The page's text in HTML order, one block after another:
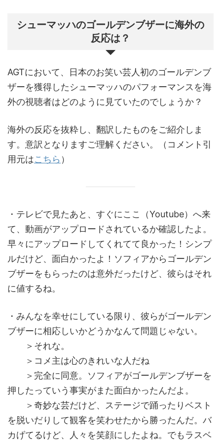
シューマッハのゴールデンブザーに海外の
反応は？
AGTにおいて、日本のお笑い芸人初のゴールデンブ
ザーを獲得したシューマッハのパフォーマンスを海
外の視聴者はどのように見ていたのでしょうか？
海外の反応を抜粋し、翻訳したものをご紹介しま
す。意訳となりますご理解ください。（コメント引
用元はこちら ）
・テレビで見たあと、すぐにここ（Youtube）へ来
て、動画がアップロードされているか確認したよ。
早々にアップロードしてくれてて良かった！シンプ
ルだけど、面白かったよ！ソフィアからゴールデン
ブザーをもらったのは意外だったけど、彼らはそれ
に値するね。
・みんなを幸せにしている限り、彼らがゴールデン
ブザーに相応しいかどうかなんて問題じゃない。
＞それな。
＞コメ主は心のきれいな人だね
＞完全に同意。ソフィアがゴールデンブザーを
押したっていう事実がまた面白かったんだよ。
＞奇妙な芸だけど、ステージで踊ったりベスト
を脱いだりして観客を笑わせたから勝ったんだ。バ
カげてるけど、人々を笑顔にしたよね。でもラスベ